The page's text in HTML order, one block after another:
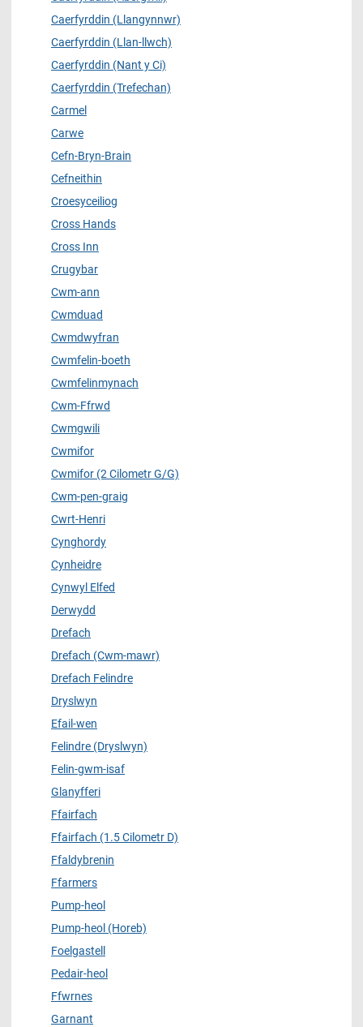
Caerfyrddin (Llangynnwr)
Caerfyrddin (Llan-llwch)
Caerfyrddin (Nant y Ci)
Caerfyrddin (Trefechan)
Carmel
Carwe
Cefn-Bryn-Brain
Cefneithin
Croesyceiliog
Cross Hands
Cross Inn
Crugybar
Cwm-ann
Cwmduad
Cwmdwyfran
Cwmfelin-boeth
Cwmfelinmynach
Cwm-Ffrwd
Cwmgwili
Cwmifor
Cwmifor (2 Cilometr G/G)
Cwm-pen-graig
Cwrt-Henri
Cynghordy
Cynheidre
Cynwyl Elfed
Derwydd
Drefach
Drefach (Cwm-mawr)
Drefach Felindre
Dryslwyn
Efail-wen
Felindre (Dryslwyn)
Felin-gwm-isaf
Glanyfferi
Ffairfach
Ffairfach (1.5 Cilometr D)
Ffaldybrenin
Ffarmers
Pump-heol
Pump-heol (Horeb)
Foelgastell
Pedair-heol
Ffwrnes
Garnant